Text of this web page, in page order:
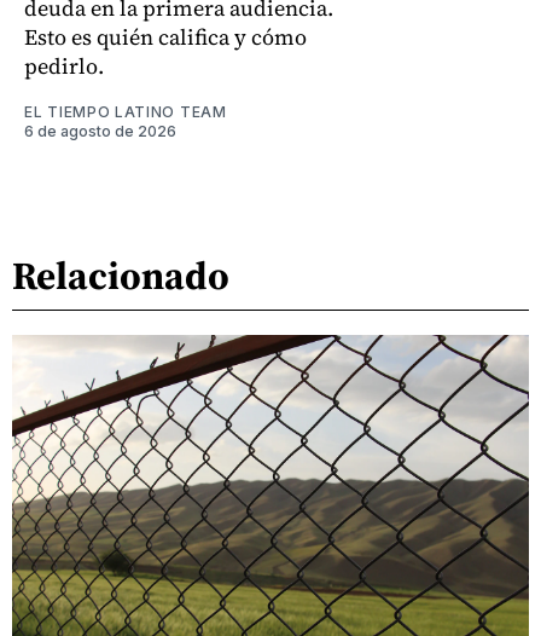
deuda en la primera audiencia.
Esto es quién califica y cómo
pedirlo.
EL TIEMPO LATINO TEAM
6 de agosto de 2026
Relacionado